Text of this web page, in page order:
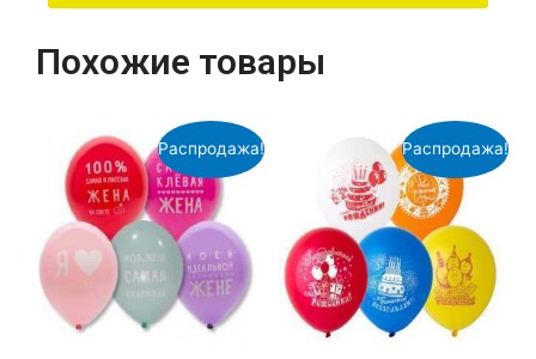
Похожие товары
Распродажа! Распродажа!